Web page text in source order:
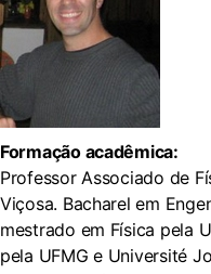
Formação acadêmica:
Professor Associado de
Viçosa. Bacharel em
mestrado em Física pela
pela UFMG e Université